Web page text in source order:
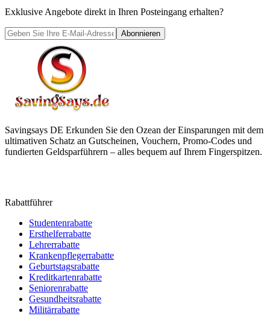
Exklusive Angebote direkt in Ihren Posteingang erhalten?
Abonnieren
Savingsays DE Erkunden Sie den Ozean der Einsparungen mit dem
ultimativen Schatz an Gutscheinen, Vouchern, Promo-Codes und
fundierten Geldsparführern – alles bequem auf Ihrem Fingerspitzen.
Rabattführer
Studentenrabatte
Ersthelferrabatte
Lehrerrabatte
Krankenpflegerrabatte
Geburtstagsrabatte
Kreditkartenrabatte
Seniorenrabatte
Gesundheitsrabatte
Militärrabatte